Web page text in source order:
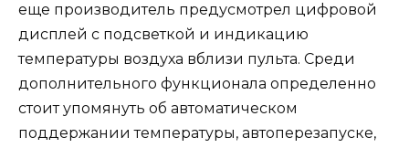
еще производитель предусмотрел цифровой
дисплей с подсветкой и индикацию
температуры воздуха вблизи пульта. Среди
дополнительного функционала определенно
стоит упомянуть об автоматическом
поддержании температуры, автоперезапуске,